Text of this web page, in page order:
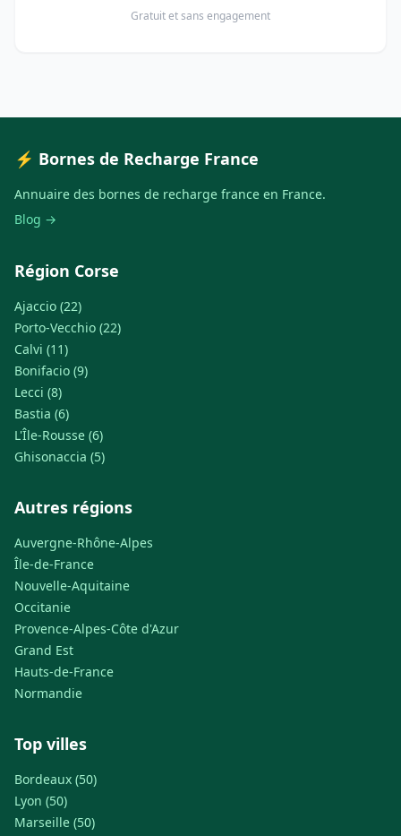
Gratuit et sans engagement
⚡ Bornes de Recharge France
Annuaire des bornes de recharge france en France.
Blog →
Région Corse
Ajaccio (22)
Porto-Vecchio (22)
Calvi (11)
Bonifacio (9)
Lecci (8)
Bastia (6)
L'Île-Rousse (6)
Ghisonaccia (5)
Autres régions
Auvergne-Rhône-Alpes
Île-de-France
Nouvelle-Aquitaine
Occitanie
Provence-Alpes-Côte d'Azur
Grand Est
Hauts-de-France
Normandie
Top villes
Bordeaux (50)
Lyon (50)
Marseille (50)